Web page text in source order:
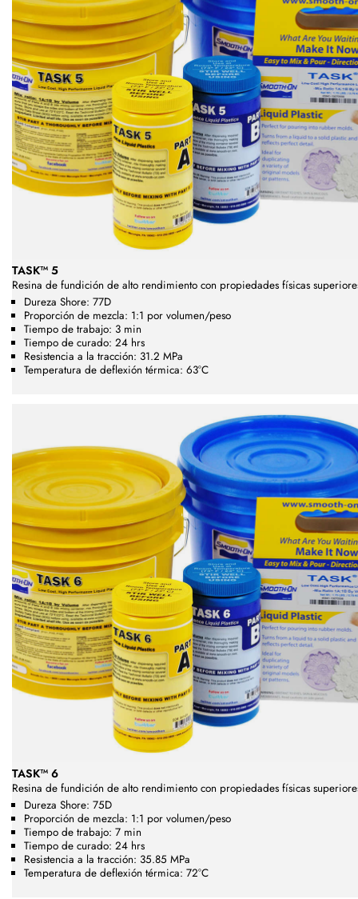
TASK™ 5
Resina de fundición de alto rendimiento con propiedades físicas
Dureza Shore: 77D
Proporción de mezcla: 1:1 por volumen/peso
Tiempo de trabajo: 3 min
Tiempo de curado: 24 hrs
Resistencia a la tracción: 31.2 MPa
Temperatura de deflexión térmica: 63°C
TASK™ 6
Resina de fundición de alto rendimiento con propiedades físicas
Dureza Shore: 75D
Proporción de mezcla: 1:1 por volumen/peso
Tiempo de trabajo: 7 min
Tiempo de curado: 24 hrs
Resistencia a la tracción: 35.85 MPa
Temperatura de deflexión térmica: 72°C